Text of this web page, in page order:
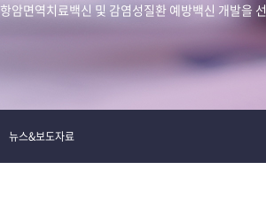
항암면역치료백신 및 감염성질환 예방백신 개발을